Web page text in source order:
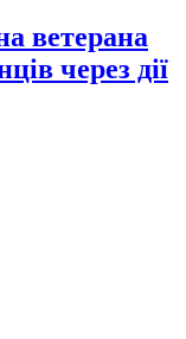
ветерана
через дії